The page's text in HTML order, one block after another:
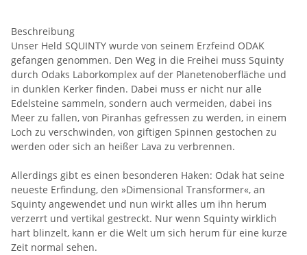
Beschreibung
Unser Held SQUINTY wurde von seinem Erzfeind ODAK
gefangen genommen. Den Weg in die Freihei muss Squinty
durch Odaks Laborkomplex auf der Planetenoberfläche und
in dunklen Kerker finden. Dabei muss er nicht nur alle
Edelsteine sammeln, sondern auch vermeiden, dabei ins
Meer zu fallen, von Piranhas gefressen zu werden, in einem
Loch zu verschwinden, von giftigen Spinnen gestochen zu
werden oder sich an heißer Lava zu verbrennen.
Allerdings gibt es einen besonderen Haken: Odak hat seine
neueste Erfindung, den »Dimensional Transformer«, an
Squinty angewendet und nun wirkt alles um ihn herum
verzerrt und vertikal gestreckt. Nur wenn Squinty wirklich
hart blinzelt, kann er die Welt um sich herum für eine kurze
Zeit normal sehen.